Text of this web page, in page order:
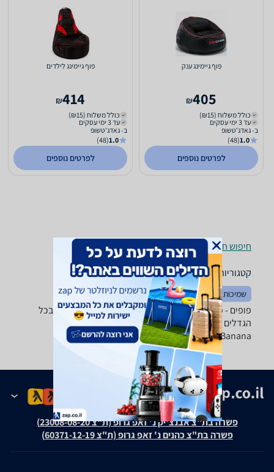
פוף גיימינג ענק
405
₪
כולל משלוח (₪15)
עד 3 ימי עסקים
ב- גאדג'טשופ
1.0
(48)
לפרטים נוספים
פוף גיימינג לילדים
414
₪
כולל משלוח (₪15)
עד 3 ימי עסקים
ב- גאדג'טשופ
1.0
(48)
לפרטים נוספים
חיפוש חנויות פופים לפי עיר
קטגוריות משלימות
שמיכות וכריות שטיחים
פופים - ‏פוף גיימינג ‏GadgetShop מבחר ענק של פופים בכל
הגדלים והצורות של טובי היצרנים: camptown ,Intex,
GreenBanana ועוד.
פשרה בת"צ אבנצ'יק נ' זאפ גרופ (ת"צ 23008-08-20)
פשרה בת"צ כהנים נ' זאפ גרופ (ת"צ 60371-12-19)